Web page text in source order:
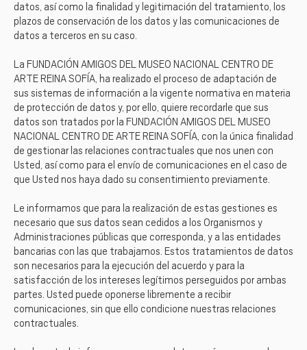
datos, así como la finalidad y legitimación del tratamiento, los
plazos de conservación de los datos y las comunicaciones de
datos a terceros en su caso.
La FUNDACIÓN AMIGOS DEL MUSEO NACIONAL CENTRO DE
ARTE REINA SOFÍA, ha realizado el proceso de adaptación de
sus sistemas de información a la vigente normativa en materia
de protección de datos y, por ello, quiere recordarle que sus
datos son tratados por la FUNDACIÓN AMIGOS DEL MUSEO
NACIONAL CENTRO DE ARTE REINA SOFÍA, con la única finalidad
de gestionar las relaciones contractuales que nos unen con
Usted, así como para el envío de comunicaciones en el caso de
que Usted nos haya dado su consentimiento previamente.
Le informamos que para la realización de estas gestiones es
necesario que sus datos sean cedidos a los Organismos y
Administraciones públicas que corresponda, y a las entidades
bancarias con las que trabajamos. Estos tratamientos de datos
son necesarios para la ejecución del acuerdo y para la
satisfacción de los intereses legítimos perseguidos por ambas
partes. Usted puede oponerse libremente a recibir
comunicaciones, sin que ello condicione nuestras relaciones
contractuales.